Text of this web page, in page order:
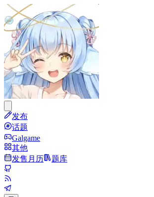
发布
话题
Galgame
其他
发售月历
题库